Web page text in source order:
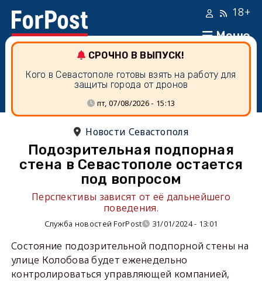
Меню
18+
СРОЧНО В ВЫПУСК!
Кого в Севастополе готовы взять на работу для
защиты города от дронов
пт, 07/08/2026 - 15:13
Новости Севастополя
Подозрительная подпорная
стена в Севастополе остается
под вопросом
Перспективы зависят от её дальнейшего
поведения.
Служба новостей ForPost 31/01/2024 - 13:01
Состояние подозрительной подпорной стены на
улице Колобова будет еженедельно
контролироваться управляющей компанией,